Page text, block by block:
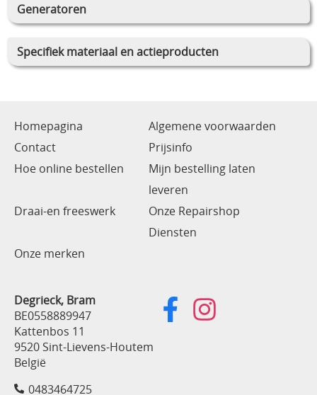
Generatoren
Specifiek materiaal en actieproducten
Homepagina
Algemene voorwaarden
Contact
Prijsinfo
Hoe online bestellen
Mijn bestelling laten
leveren
Draai-en freeswerk
Onze Repairshop
Diensten
Onze merken
Degrieck, Bram
BE0558889947
Kattenbos 11
9520 Sint-Lievens-Houtem
België
0483464725